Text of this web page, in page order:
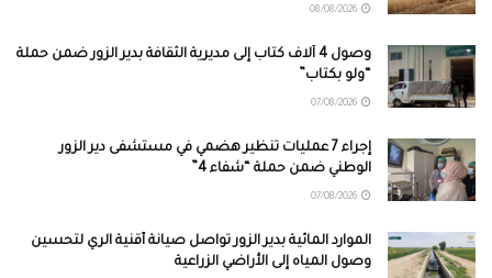
وصول 4 آلاف كتاب إلى مديرية الثقافة بدير الزور ضمن حملة
“ولو بكتاب”
إجراء 7 عمليات تنظير هضمي في مستشفى دير الزور
الوطني ضمن حملة “شفاء 4”
الموارد المائية بدير الزور تواصل صيانة أقنية الري لتحسين
وصول المياه إلى الأراضي الزراعية